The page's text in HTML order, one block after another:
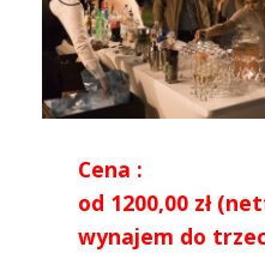
Cena :
od 1200,00 zł
wynajem do